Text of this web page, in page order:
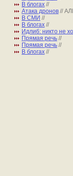
В блогах //
Атака дронов //
В СМИ //
В блогах //
Идлиб: никто не
Прямая речь //
Прямая речь //
В блогах //